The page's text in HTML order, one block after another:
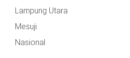
Lampung Utara
Mesuji
Nasional